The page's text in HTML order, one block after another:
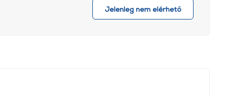
Jelenleg nem elérhető